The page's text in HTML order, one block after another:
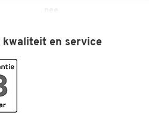
kwaliteit en service